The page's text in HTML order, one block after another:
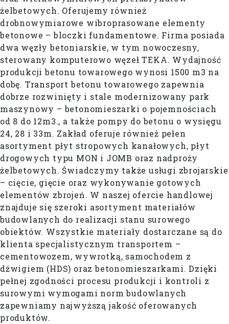
żelbetowych. Oferujemy również
drobnowymiarowe wibroprasowane elementy
betonowe – bloczki fundamentowe. Firma posiada
dwa węzły betoniarskie, w tym nowoczesny,
sterowany komputerowo węzeł TEKA. Wydajność
produkcji betonu towarowego wynosi 1500 m3 na
dobę. Transport betonu towarowego zapewnia
dobrze rozwinięty i stale modernizowany park
maszynowy – betonomieszarki o pojemnościach
od 8 do 12m3., a także pompy do betonu o wysięgu
24, 28 i 33m. Zakład oferuje również pełen
asortyment płyt stropowych kanałowych, płyt
drogowych typu MON i JOMB oraz nadproży
żelbetowych. Świadczymy także usługi zbrojarskie
– cięcie, gięcie oraz wykonywanie gotowych
elementów zbrojeń. W naszej ofercie handlowej
znajduje się szeroki asortyment materiałów
budowlanych do realizacji stanu surowego
obiektów. Wszystkie materiały dostarczane są do
klienta specjalistycznym transportem –
cementowozem, wywrotką, samochodem z
dźwigiem (HDS) oraz betonomieszarkami. Dzięki
pełnej zgodności procesu produkcji i kontroli z
surowymi wymogami norm budowlanych
zapewniamy najwyższą jakość oferowanych
produktów.